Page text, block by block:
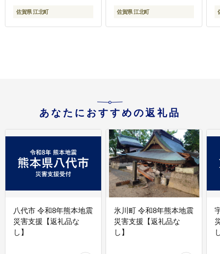
佐賀県 江北町 佐賀県 江北町
あなたにおすすめの返礼品
八代市 令和8年熊本地震
災害支援【返礼品な
し】
氷川町 令和8年熊本地震
災害支援【返礼品な
し】